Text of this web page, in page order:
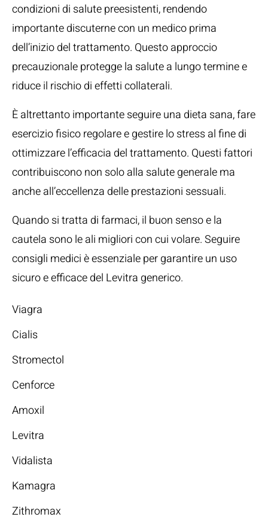
condizioni di salute preesistenti, rendendo
importante discuterne con un medico prima
dell’inizio del trattamento. Questo approccio
precauzionale protegge la salute a lungo termine e
riduce il rischio di effetti collaterali.
È altrettanto importante seguire una dieta sana, fare
esercizio fisico regolare e gestire lo stress al fine di
ottimizzare l’efficacia del trattamento. Questi fattori
contribuiscono non solo alla salute generale ma
anche all’eccellenza delle prestazioni sessuali.
Quando si tratta di farmaci, il buon senso e la
cautela sono le ali migliori con cui volare. Seguire
consigli medici è essenziale per garantire un uso
sicuro e efficace del Levitra generico.
Viagra
Cialis
Stromectol
Cenforce
Amoxil
Levitra
Vidalista
Kamagra
Zithromax